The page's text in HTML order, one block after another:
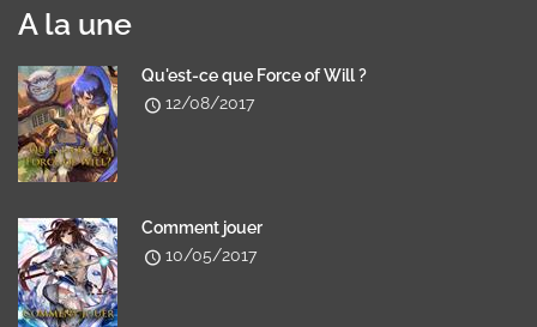
A la une
Qu'est-ce que Force of Will ?
12/08/2017
Comment jouer
10/05/2017